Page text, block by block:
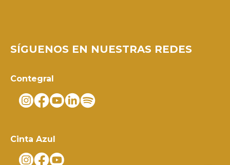
SÍGUENOS EN NUESTRAS REDES
Contegral
Cinta Azul